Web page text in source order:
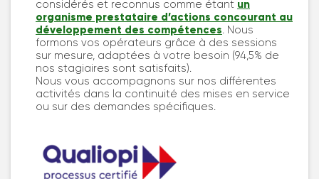
considérés et reconnus comme étant un
organisme prestataire d’actions concourant au
développement des compétences. Nous
formons vos opérateurs grâce à des sessions
sur mesure, adaptées à votre besoin (94,5% de
nos stagiaires sont satisfaits).
Nous vous accompagnons sur nos différentes
activités dans la continuité des mises en service
ou sur des demandes spécifiques.